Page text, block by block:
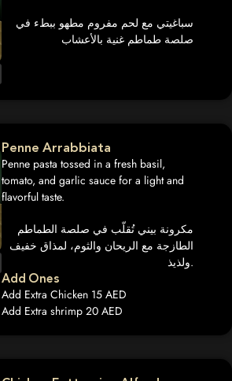
سباغيتي مع لحم مفروم مطهو ببطء في
صلصة طماطم غنية بالأعشاب
Penne Arrabbiata
Penne pasta tossed in a fresh basil,
tomato, and garlic sauce for a light and
flavorful taste.
مكرونة بيني تُقلّب في صلصة الطماطم
الطازجة مع الريحان والثوم، لمذاق خفيف
ولذيذ.
Add Ones
Add Extra Chicken 15 AED
Add Extra shrimp 20 AED